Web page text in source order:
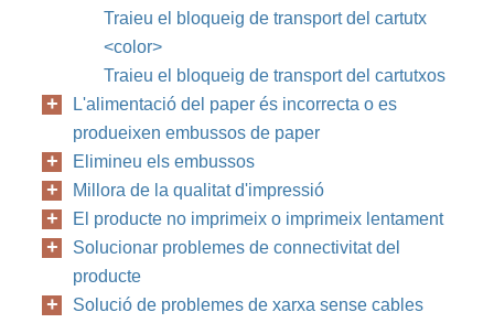
Traieu el bloqueig de transport del cartutx
<color>
Traieu el bloqueig de transport del cartutxos
L'alimentació del paper és incorrecta o es
produeixen embussos de paper
Elimineu els embussos
Millora de la qualitat d'impressió
El producte no imprimeix o imprimeix lentament
Solucionar problemes de connectivitat del
producte
Solució de problemes de xarxa sense cables